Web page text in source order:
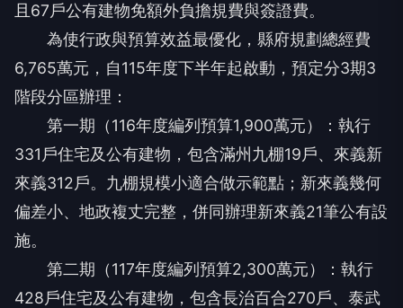
且67戶公有建物免額外負擔規費與簽證費。
為使行政與預算效益最優化，縣府規劃總經費
6,765萬元，自115年度下半年起啟動，預定分3期3
階段分區辦理：
第一期（116年度編列預算1,900萬元）：執行
331戶住宅及公有建物，包含滿州九棚19戶、來義新
來義312戶。九棚規模小適合做示範點；新來義幾何
偏差小、地政複丈完整，併同辦理新來義21筆公有設
施。
第二期（117年度編列預算2,300萬元）：執行
428戶住宅及公有建物，包含長治百合270戶、泰武